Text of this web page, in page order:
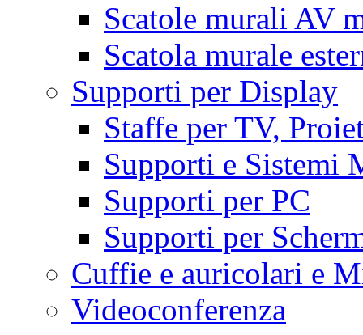
Scatole murali AV
Scatola murale
Supporti per Display
Staffe per TV,
Supporti e Sistemi
Supporti per PC
Supporti per
Cuffie e auricolari e
Videoconferenza